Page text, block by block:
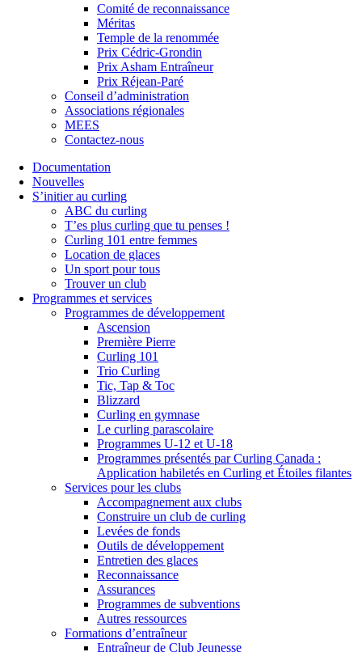
Comité de reconnaissance
Méritas
Temple de la renommée
Prix Cédric-Grondin
Prix Asham Entraîneur
Prix Réjean-Paré
Conseil d’administration
Associations régionales
MEES
Contactez-nous
Documentation
Nouvelles
S’initier au curling
ABC du curling
T’es plus curling que tu penses !
Curling 101 entre femmes
Location de glaces
Un sport pour tous
Trouver un club
Programmes et services
Programmes de développement
Ascension
Première Pierre
Curling 101
Trio Curling
Tic, Tap & Toc
Blizzard
Curling en gymnase
Le curling parascolaire
Programmes U-12 et U-18
Programmes présentés par Curling Canada :
Application habiletés en Curling et Étoiles filantes
Services pour les clubs
Accompagnement aux clubs
Construire un club de curling
Levées de fonds
Outils de développement
Entretien des glaces
Reconnaissance
Assurances
Programmes de subventions
Autres ressources
Formations d’entraîneur
Entraîneur de Club Jeunesse